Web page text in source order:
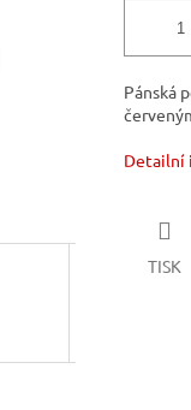
Pánská
Detailní
TISK